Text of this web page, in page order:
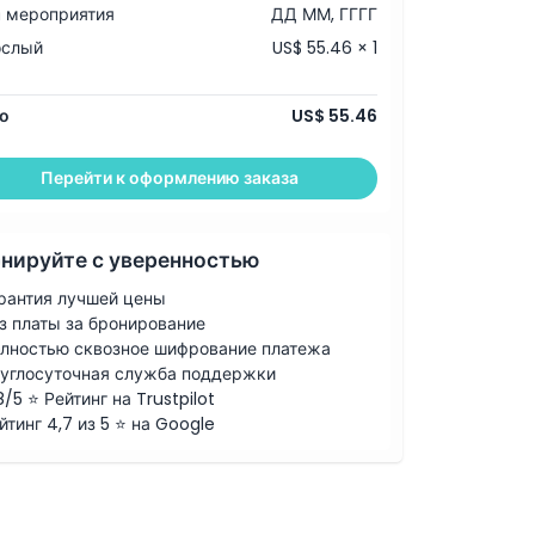
мероприятия
ДД ММ, ГГГГ
US$ 55.46 × 1
US$ 55.46
Перейти к оформлению заказа
с уверенностью
лучшей цены
платы за бронирование
сквозное шифрование платежа
служба поддержки
5 ⭐ Рейтинг на Trustpilot
4,7 из 5 ⭐ на Google